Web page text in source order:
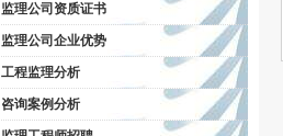
监理公司资质证书
监理公司企业优势
工程监理分析
咨询案例分析